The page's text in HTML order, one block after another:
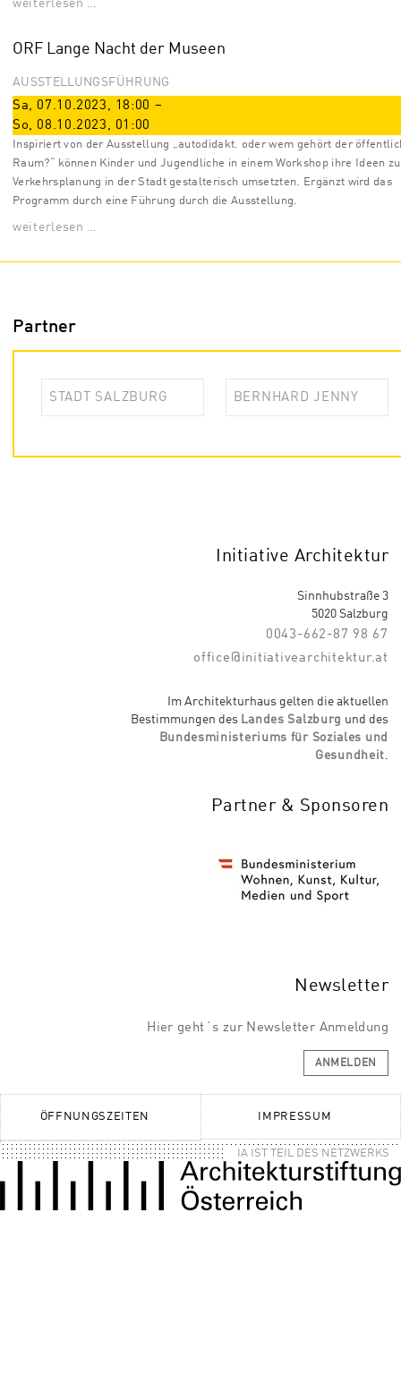
weiterlesen …
ORF Lange Nacht der Museen
AUSSTELLUNGSFÜHRUNG
Sa, 07.10.2023, 18:00 –
So, 08.10.2023, 01:00
Inspiriert von der Ausstellung „autodidakt. oder wem gehört der
Raum?“ können Kinder und Jugendliche in einem Workshop ihre Ideen
Verkehrsplanung in der Stadt gestalterisch umsetzten. Ergänzt wird das
Programm durch eine Führung durch die Ausstellung.
weiterlesen …
Partner
STADT SALZBURG BERNHARD JENNY
Initiative Architektur
Sinnhubstraße 3
5020 Salzburg
0043-662-87 98 67
office@initiativearchitektur.at
Im Architekturhaus gelten die aktuellen
Bestimmungen des Landes Salzburg und des
Bundesministeriums für Soziales und
Gesundheit.
Partner & Sponsoren
Newsletter
Hier geht´s zur Newsletter Anmeldung
ANMELDEN
ÖFFNUNGSZEITEN IMPRESSUM
IA IST TEIL DES NETZWERKS